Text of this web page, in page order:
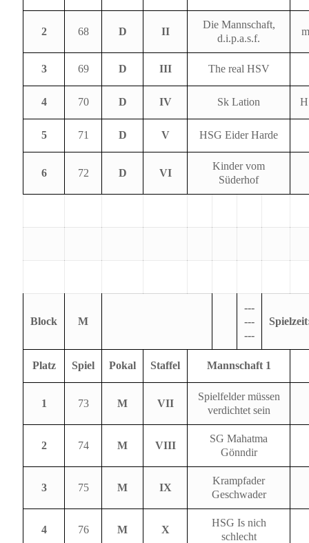
2 68 D II
Die Mannschaft,
d.i.p.a.s.f.
3 69 D III The real HSV
4 70 D IV Sk Lation
5 71 D V HSG Eider Harde
6 72 D VI
Kinder vom
Süderhof
Block M
---
---
---
Platz Spiel Pokal Staffel Mannschaft 1
1 73 M VII
Spielfelder müssen
verdichtet sein
2 74 M VIII
SG Mahatma
Gönndir
3 75 M IX
Krampfader
Geschwader
4 76 M X
HSG Is nich
schlecht